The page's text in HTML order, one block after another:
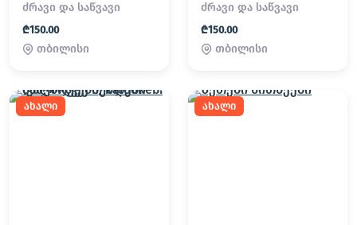
ძრავი და საწვავი
₾150.00
თბილისი
ძრავი და საწვავი
₾150.00
თბილისი
ახალი ახალი